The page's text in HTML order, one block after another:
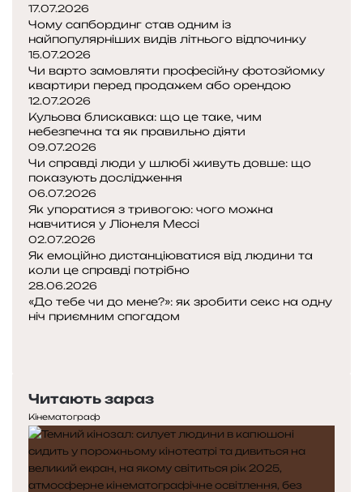
17.07.2026
Чому сапбординг став одним із
найпопулярніших видів літнього відпочинку
15.07.2026
Чи варто замовляти професійну фотозйомку
квартири перед продажем або орендою
12.07.2026
Кульова блискавка: що це таке, чим
небезпечна та як правильно діяти
09.07.2026
Чи справді люди у шлюбі живуть довше: що
показують дослідження
06.07.2026
Як упоратися з тривогою: чого можна
навчитися у Ліонеля Мессі
02.07.2026
Як емоційно дистанціюватися від людини та
коли це справді потрібно
28.06.2026
«До тебе чи до мене?»: як зробити секс на одну
ніч приємним спогадом
Читають зараз
Кінематограф